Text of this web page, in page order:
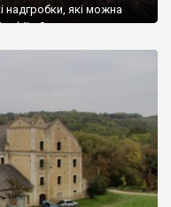
надгробки, які можна
Загалом цвинтар